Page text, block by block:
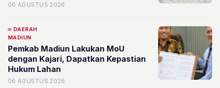
06 AGUSTUS 2026
DAERAH
MADIUN
Pemkab Madiun Lakukan MoU
dengan Kajari, Dapatkan Kepastian
Hukum Lahan
06 AGUSTUS 2026